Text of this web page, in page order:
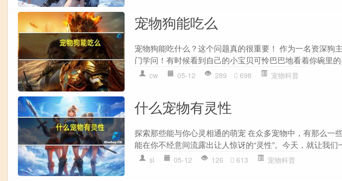
宠物狗能吃么
宠物狗能吃什么？这个问题真的很重要！ 作为一名资深狗
门学问！有时候看到自己的小宝贝可怜巴巴地看着你碗里
cw 05-12 289 698 宠物科普
什么宠物有灵性
探索那些能与你心灵相通的萌宠 在众多宠物中，有那么一
能在你不经意间流露出让人惊讶的“灵性”。今天，就让我们
sl 05-12 126 613 宠物科普